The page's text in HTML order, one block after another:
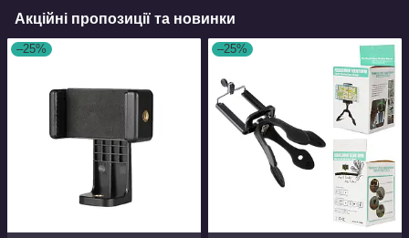
Акційні пропозиції та новинки
–25% –25%